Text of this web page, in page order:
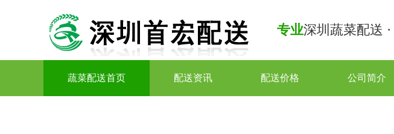
专业深圳蔬菜配送 ·
蔬菜配送首页 配送资讯 配送价格 公司简介